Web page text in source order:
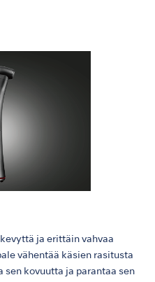
ja erittäin vahvaa
vähentää käsien rasitusta
sen kovuutta ja parantaa sen